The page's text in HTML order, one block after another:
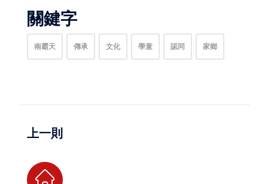
關鍵字
南霸天 傳承 文化 學童 認同 家鄉
上一則